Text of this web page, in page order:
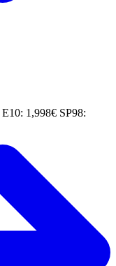
E10: 1,998€ SP98: